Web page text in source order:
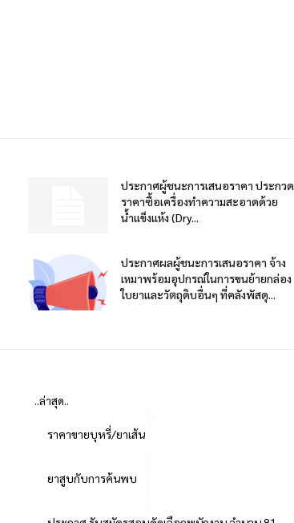
ประกาศผู้ชนะการเสนอราคา ประกวด
ราคาซื้อเครื่องทำความสะอาดด้วย
น้ำแข็งแห้ง (Dry...
ประกาศผลผู้ชนะการเสนอราคา จ้าง
เหมาพร้อมอุปกรณ์ในการขนย้ายกล่อง
ใบยาและวัตถุดิบอื่นๆ ที่คลังพัสดุ...
..ล่าสุด..
ราคาขายบุหรี่/ยาเส้น
ยาสูบกับการค้นพบ